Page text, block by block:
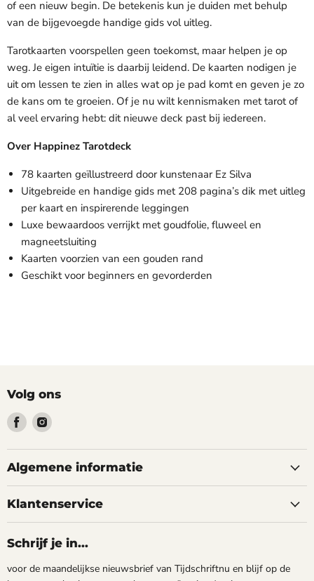
of een nieuw begin. De betekenis kun je duiden met behulp
van de bijgevoegde handige gids vol uitleg.
Tarotkaarten voorspellen geen toekomst, maar helpen je op
weg. Je eigen intuïtie is daarbij leidend. De kaarten nodigen je
uit om lessen te zien in alles wat op je pad komt en geven je zo
de kans om te groeien. Of je nu wilt kennismaken met tarot of
al veel ervaring hebt: dit nieuwe deck past bij iedereen.
Over Happinez Tarotdeck
78 kaarten geïllustreerd door kunstenaar Ez Silva
Uitgebreide en handige gids met 208 pagina’s dik met uitleg
per kaart en inspirerende leggingen
Luxe bewaardoos verrijkt met goudfolie, fluweel en
magneetsluiting
Kaarten voorzien van een gouden rand
Geschikt voor beginners en gevorderden
Volg ons
Vind
ons
op
Facebook
Vind
op
Instagram
Algemene informatie
Klantenservice
Schrijf je in...
voor de maandelijkse nieuwsbrief van Tijdschriftnu en blijf op de